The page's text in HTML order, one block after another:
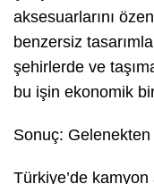
aksesuarlarını
benzersiz
şehirlerde ve
bu işin ekonomik
Sonuç:
Türkiye’de